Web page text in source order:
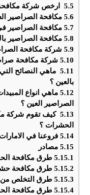
5.5 ارخص شركة مكافحة
5.6 مكافحة الصراصير
5.7 مكافحة الصراصير
5.8 مكافحة الصراصير
5.9 شركة مكافحة
5.10 شركة مكافحة
5.11 ماهي النصائح
بالعين ؟
5.12 ماهي انواع
الصراصير العين ؟
5.13 كيف تقوم شركة
الحشرات ؟
5.14 فروعنا في الامارات
5.15 مصادر
5.15.1 طرق مكافحة
5.15.2 طرق مكافحة
5.15.3 طرق التخلص من
5.15.4 طرق مكافحة